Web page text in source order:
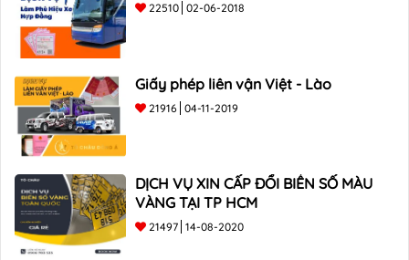
22510 02-06-2018
Giấy phép liên vận Việt - Lào
21916 04-11-2019
DỊCH VỤ XIN CẤP ĐỔI BIỂN SỐ MÀU
VÀNG TẠI TP HCM
21497 14-08-2020